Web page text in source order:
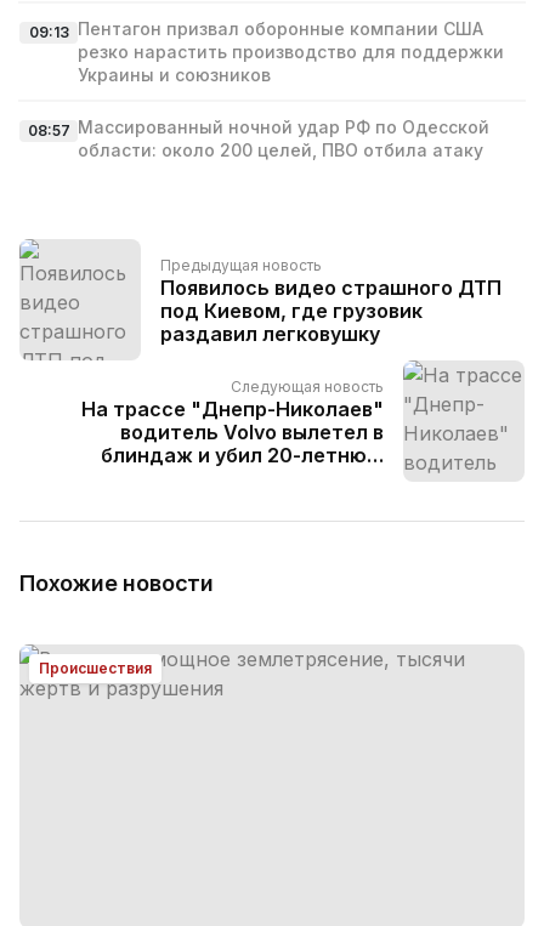
09:13 Пентагон призвал оборонные компании США
резко нарастить производство для поддержки
Украины и союзников
08:57 Массированный ночной удар РФ по Одесской
области: около 200 целей, ПВО отбила атаку
Предыдущая новость
Появилось видео страшного ДТП
под Киевом, где грузовик
раздавил легковушку
Следующая новость
На трассе "Днепр-Николаев"
водитель Volvo вылетел в
блиндаж и убил 20-летнюю
Похожие новости
Происшествия